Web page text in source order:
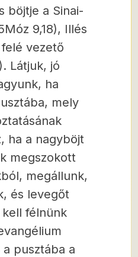
böjtje a Sinai-
9,18), Illés
vezető
Látjuk, jó
ha
mely
ha a nagyböjt
megszokott
megállunk,
és levegőt
félnünk
pusztába a